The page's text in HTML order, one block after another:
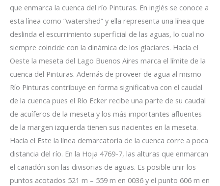
que enmarca la cuenca del río Pinturas. En inglés se conoce a
esta línea como “watershed” y ella representa una línea que
deslinda el escurrimiento superficial de las aguas, lo cual no
siempre coincide con la dinámica de los glaciares. Hacia el
Oeste la meseta del Lago Buenos Aires marca el límite de la
cuenca del Pinturas. Además de proveer de agua al mismo
Río Pinturas contribuye en forma significativa con el caudal
de la cuenca pues el Río Ecker recibe una parte de su caudal
de acuíferos de la meseta y los más importantes afluentes
de la margen izquierda tienen sus nacientes en la meseta.
Hacia el Este la línea demarcatoria de la cuenca corre a poca
distancia del río. En la Hoja 4769-7, las alturas que enmarcan
el cañadón son las divisorias de aguas. Es posible unir los
puntos acotados 521 m – 559 m en 0036 y el punto 606 m en